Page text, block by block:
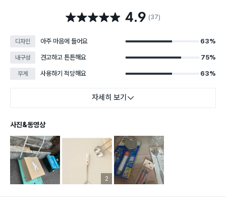
별점 4.9점 4.9 (37)
디자인 아주 마음에 들어요 63%
내구성 견고하고 튼튼해요 75%
무게 사용하기 적당해요 63%
자세히 보기
사진&동영상
리뷰 이미지 등록 개수
2